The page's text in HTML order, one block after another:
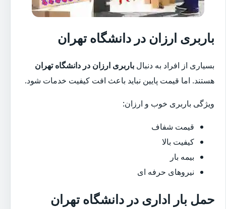
باربری ارزان در دانشگاه تهران
بسیاری از افراد به دنبال باربری ارزان در دانشگاه تهران
هستند. اما قیمت پایین نباید باعث افت کیفیت خدمات شود.
ویژگی باربری خوب و ارزان:
قیمت شفاف
کیفیت بالا
بیمه بار
نیروهای حرفه ای
حمل بار اداری در دانشگاه تهران